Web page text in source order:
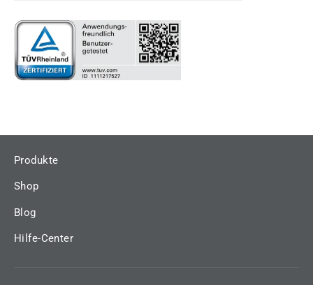
Produkte
Shop
Blog
Hilfe-Center